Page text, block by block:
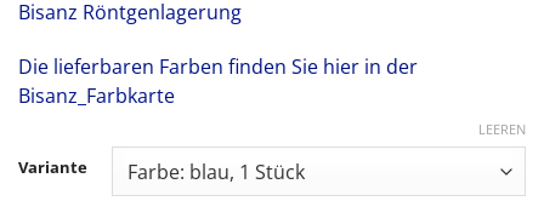
Bisanz Röntgenlagerung
Die lieferbaren Farben finden Sie hier in der
Bisanz_Farbkarte
Variante
LEEREN